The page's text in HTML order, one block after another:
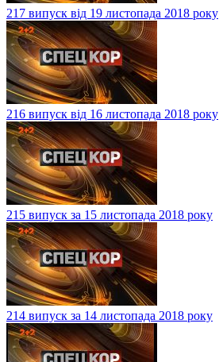
217 випуск від 19 листопада 2018 року
216 випуск від 16 листопада 2018 року
215 випуск за 15 листопада 2018 року
214 випуск за 14 листопада 2018 року